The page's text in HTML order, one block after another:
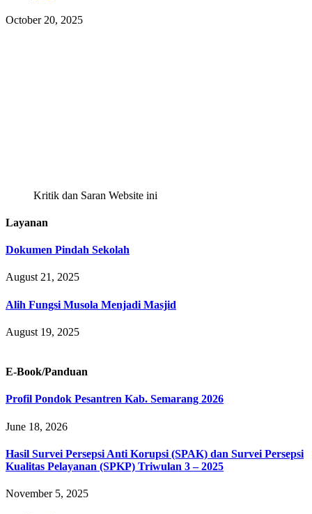
October 20, 2025
Kritik dan Saran Website ini
Layanan
Dokumen Pindah Sekolah
August 21, 2025
Alih Fungsi Musola Menjadi Masjid
August 19, 2025
E-Book/Panduan
Profil Pondok Pesantren Kab. Semarang 2026
June 18, 2026
Hasil Survei Persepsi Anti Korupsi (SPAK) dan Survei Persepsi
Kualitas Pelayanan (SPKP) Triwulan 3 – 2025
November 5, 2025